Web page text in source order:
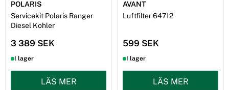
POLARIS
Servicekit Polaris Ranger
Diesel Kohler
3 389 SEK
I lager
LÄS MER
AVANT
Luftfilter 64712
599 SEK
I lager
LÄS MER